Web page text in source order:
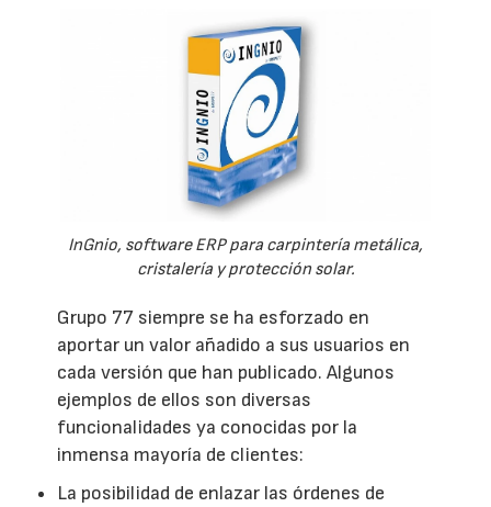
InGnio, software ERP para carpintería metálica,
cristalería y protección solar.
Grupo 77 siempre se ha esforzado en
aportar un valor añadido a sus usuarios en
cada versión que han publicado. Algunos
ejemplos de ellos son diversas
funcionalidades ya conocidas por la
inmensa mayoría de clientes:
La posibilidad de enlazar las órdenes de